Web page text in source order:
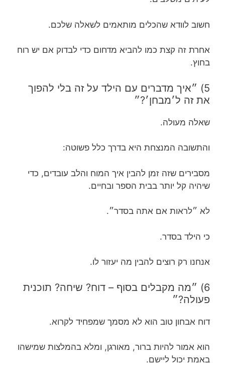
חשוב לוודא שהכלים מותאמים לשאלה שלכם.
אחרת זה קצת כמו להביא מדחום כדי לבדוק אם יש רוח
בחוץ.
5) ״איך מדברים עם הילד על זה בלי להפוך
את זה ל׳מבחן׳?״
שאלה מעולה.
והתשובה המנצחת היא בדרך כלל פשוטה:
מסבירים שזה זמן להבין איך המוח והלב עובדים, כדי
שיהיה קל יותר בבית הספר ובחיים.
לא ״לראות אם אתה בסדר״.
כי הילד בסדר.
אנחנו רק רוצים להבין מה יעזור לו.
6) ״מה מקבלים בסוף – דוח? שיחה? תוכנית
פעולה?״
דוח אבחון טוב הוא לא מסמך שמפחיד לקרוא.
הוא אמור להיות ברור, מאורגן, ומלא בהמלצות שמישהו
באמת יכול ליישם.